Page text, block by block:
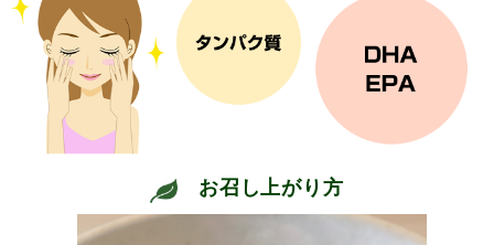
お召し上がり方